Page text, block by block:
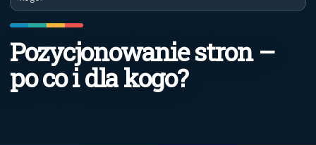
Pozycjonowanie stron –
po co i dla kogo?